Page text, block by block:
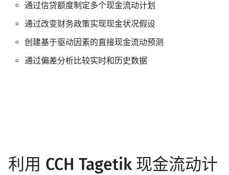
通过信贷额度制定多个现金流动计划
通过改变财务政策实现现金状况假设
创建基于驱动因素的直接现金流动预测
通过偏差分析比较实时和历史数据
利用 CCH Tagetik 现金流动计